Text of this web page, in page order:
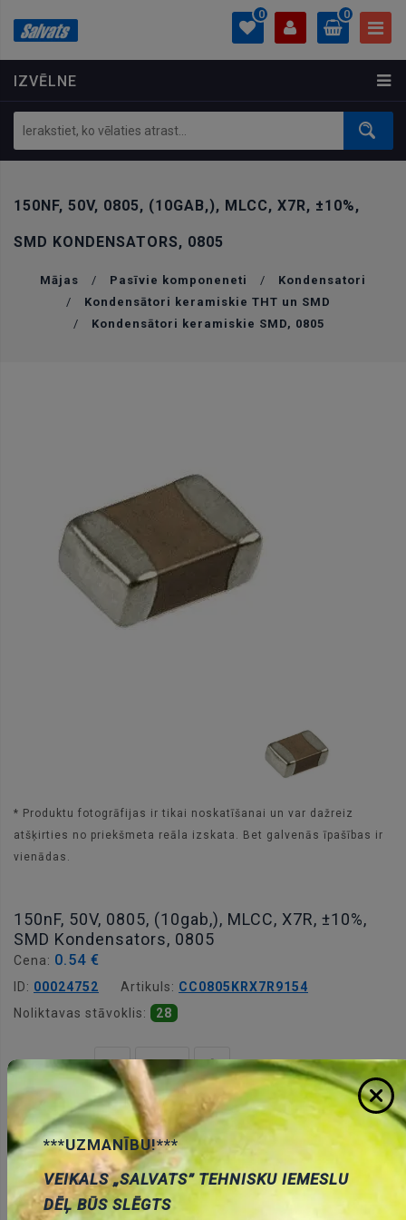
IZVĒLNE
0
PROFILS
Ielogoties
Izveidot kontu
0
0.00 €
150NF, 50V, 0805, (10GAB,), MLCC, X7R, ±10%,
SMD KONDENSATORS, 0805
Mājas / Pasīvie komponeneti /
Kondensatori
/
Kondensātori keramiskie THT un SMD
/
Kondensātori keramiskie SMD, 0805
* Produktu fotogrāfijas ir tikai noskatīšanai un var dažreiz
atšķirties no priekšmeta reāla izskata. Bet galvenās īpašības ir
vienādas.
150nF, 50V, 0805, (10gab,), MLCC, X7R, ±10%,
SMD Kondensators, 0805
Cena: 0.54 €
ID: 00024752 Artikuls: CC0805KRX7R9154
Noliktavas stāvoklis:
28
Daudzums:
Pievienot grozam
***UZMANĪBU!***
VEIKALS „SALVATS” TEHNISKU IEMESLU
DĒĻ BŪS SLĒGTS